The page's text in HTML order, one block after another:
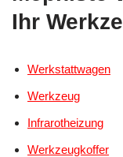
Ihr
Werkstattwagen
Werkzeug
Infrarotheizung
Werkzeugkoffer